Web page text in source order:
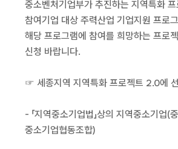
중소벤처기업부가 추진하는 지역특화 프
참여기업 대상 주력산업 기업지원 프로
해당 프로그램에 참여를 희망하는 프로
신청 바랍니다.
☞ 세종지역 지역특화 프로젝트 2.0에
- 「지역중소기업법」상의 지역중소기업(
중소기업협동조합)